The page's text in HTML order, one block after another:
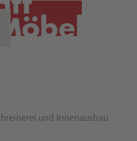
und Innenausbau